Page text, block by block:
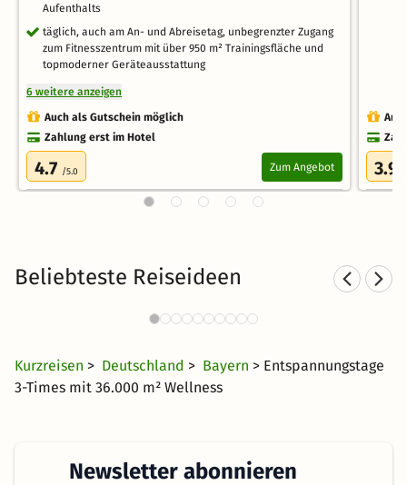
Aufenthalts
täglich, auch am An- und Abreisetag, unbegrenzter Zugang
zum Fitnesszentrum mit über 950 m² Trainingsfläche und
topmoderner Geräteausstattung
6 weitere anzeigen
Auch als Gutschein möglich
Zahlung erst im Hotel
4.7 /5.0 Zum Angebot 3.9
Beliebteste Reiseideen
Thermen in Franken mit Hotel
189 Angebote
Kurzreisen > Deutschland > Bayern > Entspannungstage
3-Times mit 36.000 m² Wellness
Newsletter abonnieren